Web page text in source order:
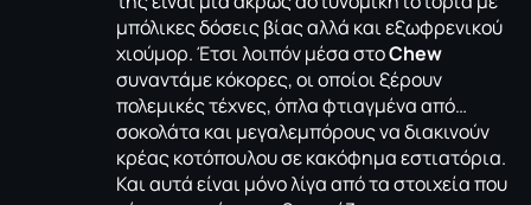
μπόλικες δόσεις βίας αλλά και εξωφρενικού
χιούμορ. Έτσι λοιπόν μέσα στοChew
συναντάμε κόκορες, οι οποίοι ξέρουν
πολεμικές τέχνες, όπλα φτιαγμένα από…
σοκολάτα και μεγαλεμπόρους να διακινούν
κρέας κοτόπουλου σε κακόφημα εστιατόρια.
Και αυτά είναι μόνο λίγα από τα στοιχεία που